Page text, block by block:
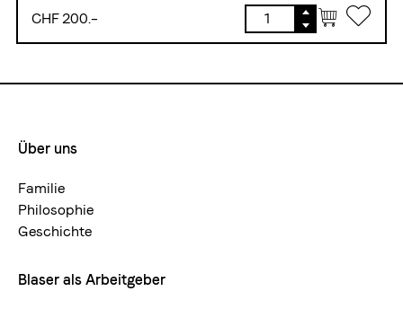
CHF 200.–
Footermenue-
neu
Über uns
Familie
Philosophie
Geschichte
Blaser als Arbeitgeber